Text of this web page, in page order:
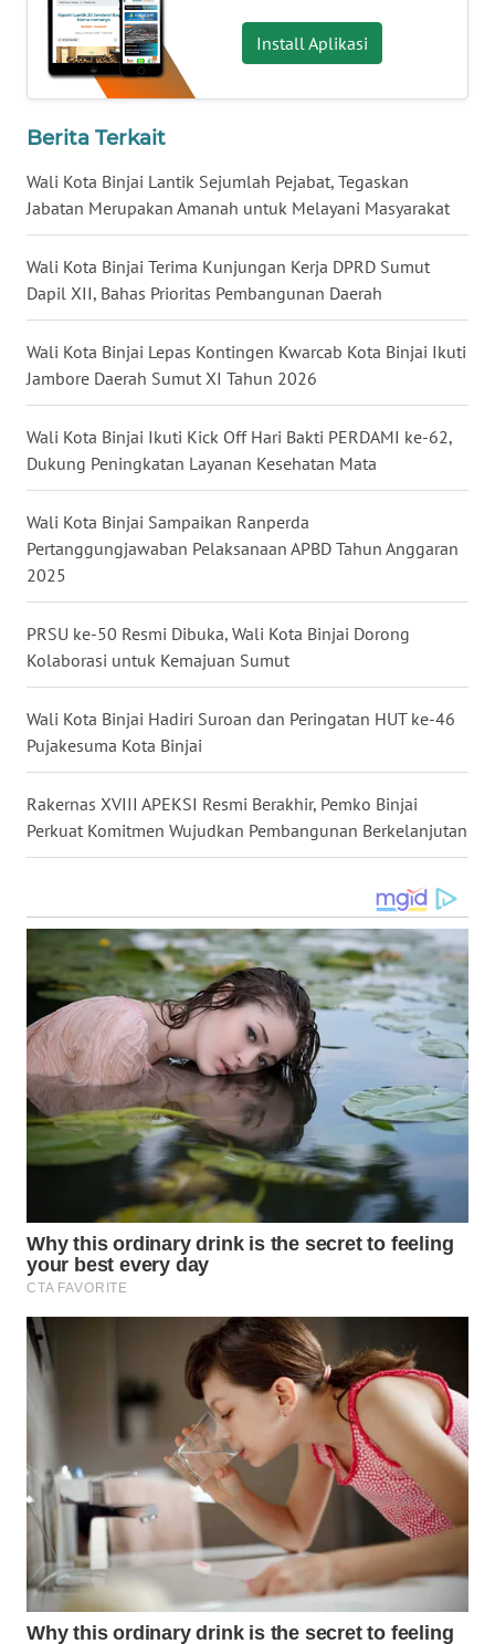
Install Aplikasi
Berita Terkait
Wali Kota Binjai Lantik Sejumlah Pejabat, Tegaskan
Jabatan Merupakan Amanah untuk Melayani Masyarakat
Wali Kota Binjai Terima Kunjungan Kerja DPRD Sumut
Dapil XII, Bahas Prioritas Pembangunan Daerah
Wali Kota Binjai Lepas Kontingen Kwarcab Kota Binjai Ikuti
Jambore Daerah Sumut XI Tahun 2026
Wali Kota Binjai Ikuti Kick Off Hari Bakti PERDAMI ke-62,
Dukung Peningkatan Layanan Kesehatan Mata
Wali Kota Binjai Sampaikan Ranperda
Pertanggungjawaban Pelaksanaan APBD Tahun Anggaran
2025
PRSU ke-50 Resmi Dibuka, Wali Kota Binjai Dorong
Kolaborasi untuk Kemajuan Sumut
Wali Kota Binjai Hadiri Suroan dan Peringatan HUT ke-46
Pujakesuma Kota Binjai
Rakernas XVIII APEKSI Resmi Berakhir, Pemko Binjai
Perkuat Komitmen Wujudkan Pembangunan Berkelanjutan
WN
TANJUNG
KARO
SIMALUNGUN
LABUHANBATU
WN
TAPANULI
TENGAH
WN DELI
SERDANG
WN
TINGGI
PAKPAK
KARAWANG
WN
BOGOR
WN
DEPOK
WN
TAPANULI
UTARA
SAMOSIR
WN
PADANG
WN
CIANJUR
WN
KEPULAUAN
SERIBU